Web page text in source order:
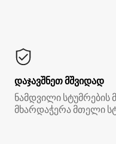
დაჯავშნეთ მშვიდად
ნამდვილი
მხარდაჭერა მთელი